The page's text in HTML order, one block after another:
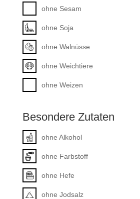
ohne Sesam
ohne Soja
ohne Walnüsse
ohne Weichtiere
ohne Weizen
Besondere Zutaten
ohne Alkohol
ohne Farbstoff
ohne Hefe
ohne Jodsalz